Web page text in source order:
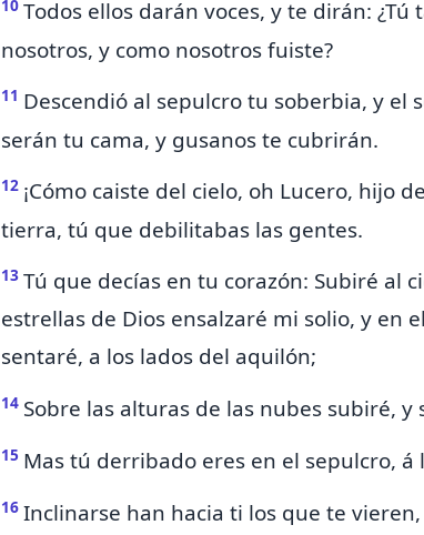
10 Todos ellos darán voces, y te dirán:
nosotros, ycomo nosotros fuiste?
11 Descendió al sepulcro tu soberbia, y el
serán tu cama, y gusanos te cubrirán.
12 ¡Cómo caiste del cielo, oh Lucero, hijo
tierra, tú que debilitabas las gentes.
13 Tú que decías en tu corazón: Subiré al
estrellas de Dios ensalzaré mi solio, y en el
sentaré, a los lados del aquilón;
14 Sobre las alturas de las nubes subiré,
15 Mas tú derribado eres en el sepulcro, á
16 Inclinarse han hacia ti los que te